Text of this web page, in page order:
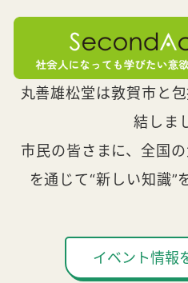
丸善雄松堂は敦賀市と
結しま
市民の皆さまに、全国
を通じて“新しい知識”
イベント情報